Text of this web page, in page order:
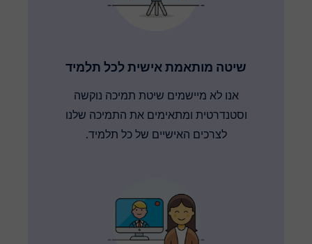
שיטה מותאמת אישית לכל תלמיד
אנו לא מיישמים שיטת תמיכה נוקשה
וסטנדרטית ומתאימים את התמיכה שלנו
לצרכים האישיים של כל תלמיד.